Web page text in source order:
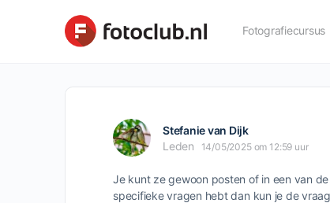
Fotografiecursus
Stefanie van Dijk
Leden
14/05/2025 om 12:59 uur
Je kunt ze gewoon posten of in een van
specifieke vragen hebt dan kun je de